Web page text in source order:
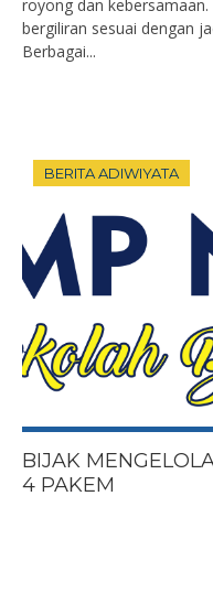
royong dan
bergiliran sesuai dengan
Berbagai...
BERITA ADIWIYATA
BIJAK
4 PAKEM